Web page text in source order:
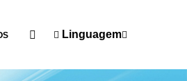
Linguagem